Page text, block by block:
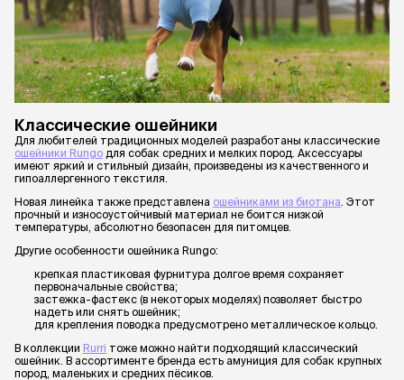
Классические ошейники
Для любителей традиционных моделей разработаны классические
ошейники Rungo для собак средних и мелких пород. Аксессуары
имеют яркий и стильный дизайн, произведены из качественного и
гипоаллергенного текстиля.
Новая линейка также представлена ошейниками из биотана . Этот
прочный и износоустойчивый материал не боится низкой
температуры, абсолютно безопасен для питомцев.
Другие особенности ошейника Rungo:
крепкая пластиковая фурнитура долгое время сохраняет
первоначальные свойства;
застежка-фастекс (в некоторых моделях) позволяет быстро
надеть или снять ошейник;
для крепления поводка предусмотрено металлическое кольцо.
В коллекции Rurri тоже можно найти подходящий классический
ошейник. В ассортименте бренда есть амуниция для собак крупных
пород, маленьких и средних пёсиков.